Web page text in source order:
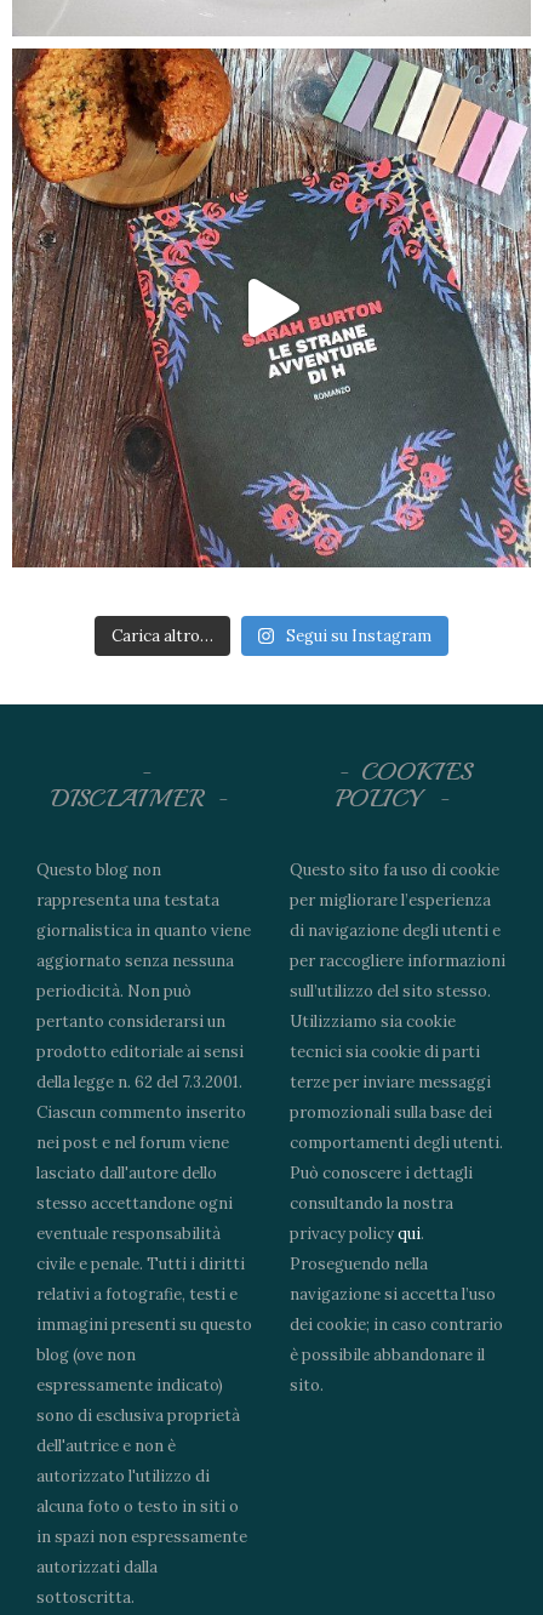
Carica altro… Segui su Instagram
DISCLAIMER
Questo blog non
rappresenta una testata
giornalistica in quanto viene
aggiornato senza nessuna
periodicità. Non può
pertanto considerarsi un
prodotto editoriale ai sensi
della legge n. 62 del 7.3.2001.
Ciascun commento inserito
nei post e nel forum viene
lasciato dall'autore dello
stesso accettandone ogni
eventuale responsabilità
civile e penale. Tutti i diritti
relativi a fotografie, testi e
immagini presenti su questo
blog (ove non
espressamente indicato)
sono di esclusiva proprietà
dell'autrice e non è
autorizzato l'utilizzo di
alcuna foto o testo in siti o
in spazi non espressamente
autorizzati dalla
sottoscritta.
COOKIES
POLICY
Questo sito fa uso di cookie
per migliorare l’esperienza
di navigazione degli utenti e
per raccogliere informazioni
sull’utilizzo del sito stesso.
Utilizziamo sia cookie
tecnici sia cookie di parti
terze per inviare messaggi
promozionali sulla base dei
comportamenti degli utenti.
Può conoscere i dettagli
consultando la nostra
privacy policyqui.
Proseguendo nella
navigazione si accetta l’uso
dei cookie; in caso contrario
è possibile abbandonare il
sito.